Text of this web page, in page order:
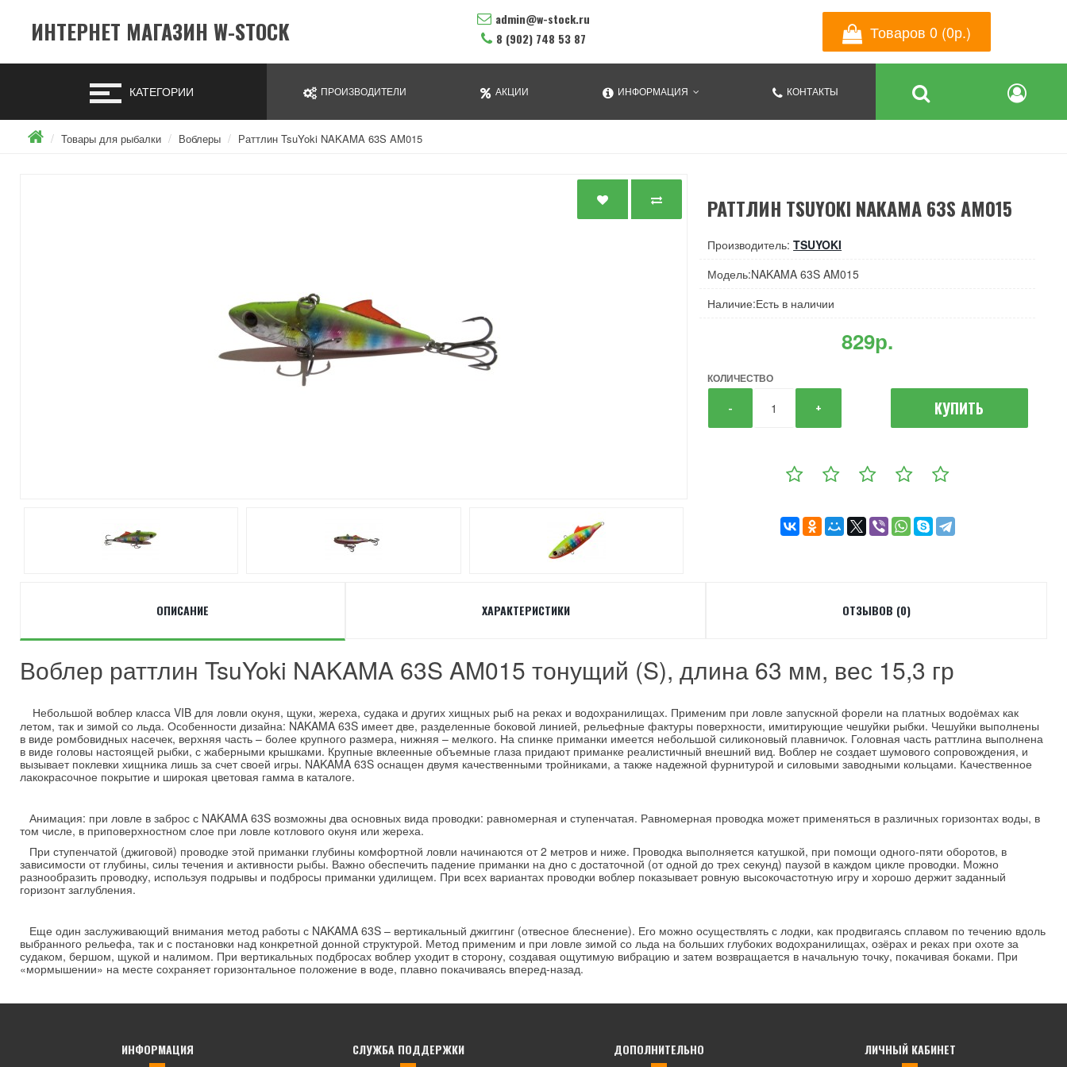
ИНТЕРНЕТ МАГАЗИН W-STOCK
admin@w-stock.ru
8 (902) 748 53 87
Товаров 0 (0р.)
КАТЕГОРИИ ПРОИЗВОДИТЕЛИ АКЦИИ ИНФОРМАЦИЯ КОНТАКТЫ
Товары для рыбалки Воблеры Раттлин TsuYoki NAKAMA 63S AM015
РАТТЛИН TSUYOKI NAKAMA 63S AM015
Производитель:TSUYOKI
Модель:NAKAMA 63S AM015
Наличие:Есть в наличии
829р.
КОЛИЧЕСТВО
- + КУПИТЬ
ОПИСАНИЕ ХАРАКТЕРИСТИКИ ОТЗЫВОВ (0)
Воблер раттлин TsuYoki NAKAMA 63S AM015 тонущий (S), длина 63 мм, вес 15,3 гр
Небольшой воблер класса VIB для ловли окуня, щуки, жереха, судака и других хищных рыб на реках и водохранилищах. Применим при ловле запускной форели на платных водоёмах как
летом, так и зимой со льда. Особенности дизайна: NAKAMA 63S имеет две, разделенные боковой линией, рельефные фактуры поверхности, имитирующие чешуйки рыбки. Чешуйки выполнены
в виде ромбовидных насечек, верхняя часть – более крупного размера, нижняя – мелкого. На спинке приманки имеется небольшой силиконовый плавничок. Головная часть раттлина выполнена
в виде головы настоящей рыбки, с жаберными крышками. Крупные вклеенные объемные глаза придают приманке реалистичный внешний вид. Воблер не создает шумового сопровождения, и
вызывает поклевки хищника лишь за счет своей игры. NAKAMA 63S оснащен двумя качественными тройниками, а также надежной фурнитурой и силовыми заводными кольцами. Качественное
лакокрасочное покрытие и широкая цветовая гамма в каталоге.
Анимация: при ловле в заброс с NAKAMA 63S возможны два основных вида проводки: равномерная и ступенчатая. Равномерная проводка может применяться в различных горизонтах воды, в
том числе, в приповерхностном слое при ловле котлового окуня или жереха.
При ступенчатой (джиговой) проводке этой приманки глубины комфортной ловли начинаются от 2 метров и ниже. Проводка выполняется катушкой, при помощи одного-пяти оборотов, в
зависимости от глубины, силы течения и активности рыбы. Важно обеспечить падение приманки на дно с достаточной (от одной до трех секунд) паузой в каждом цикле проводки. Можно
разнообразить проводку, используя подрывы и подбросы приманки удилищем. При всех вариантах проводки воблер показывает ровную высокочастотную игру и хорошо держит заданный
горизонт заглубления.
Еще один заслуживающий внимания метод работы с NAKAMA 63S – вертикальный джиггинг (отвесное блеснение). Его можно осуществлять с лодки, как продвигаясь сплавом по течению вдоль
выбранного рельефа, так и с постановки над конкретной донной структурой. Метод применим и при ловле зимой со льда на больших глубоких водохранилищах, озёрах и реках при охоте за
судаком, бершом, щукой и налимом. При вертикальных подбросах воблер уходит в сторону, создавая ощутимую вибрацию и затем возвращается в начальную точку, покачивая боками. При
«мормышении» на месте сохраняет горизонтальное положение в воде, плавно покачиваясь вперед-назад.
ИНФОРМАЦИЯ СЛУЖБА ПОДДЕРЖКИ ДОПОЛНИТЕЛЬНО ЛИЧНЫЙ КАБИНЕТ